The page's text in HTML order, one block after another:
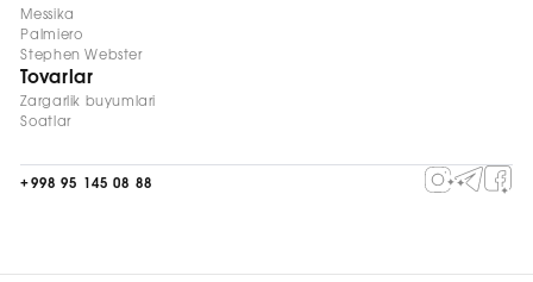
Messika
Palmiero
Stephen Webster
Tovarlar
Zargarlik buyumlari
Soatlar
+998 95 145 08 88